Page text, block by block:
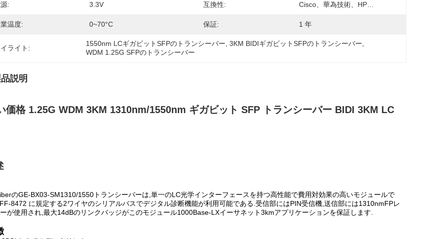
: 3.3V 互換性: Cisco、華為技術、HP…
温度: 0~70°C 保証: 1 年
ライト:
1550nm LCギガビットSFPのトランシーバー , 3KM BIDIギガビットSFPのトランシーバー
WDM 1.25G SFPのトランシーバー
説明
価格 1.25G WDM 3KM 1310nm/1550nm ギガビット SFP トランシーバー BIDI 3KM LC
のGE-BX03-SM1310/1550トランシーバーは,単一のLC光学インターフェースを持つ高性能で費用対効果の高いモジュールで
8472 に規定する2ワイヤのシリアルバスでデジタル診断機能が利用可能である.受信部にはPIN受信機,送信部には1310nmFPレ
が使用され,最大14dBのリンクバッジがこのモジュール1000Base-LXイーサネット3kmアプリケーションを保証します.